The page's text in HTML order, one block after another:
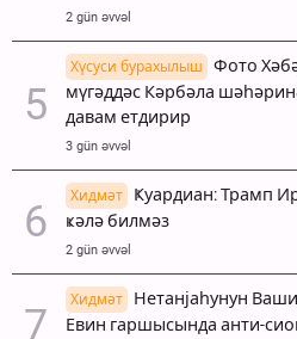
2 gün əvvəl
Хүсуси бурахылыш
Фото
мүгәддәс Кәрбәла
давам етдирир
3 gün əvvəl
Хидмәт
Ҝуардиан: Трамп
ҝәлә билмәз
2 gün əvvəl
Хидмәт
Нетанјаһунун
Евин гаршысында анти-